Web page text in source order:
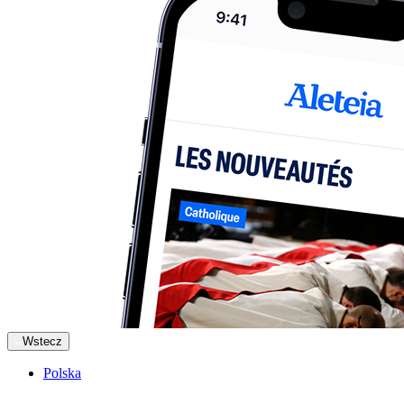
Wstecz
Polska